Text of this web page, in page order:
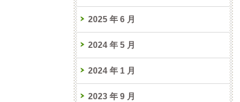
2025 年 6 月
2024 年 5 月
2024 年 1 月
2023 年 9 月